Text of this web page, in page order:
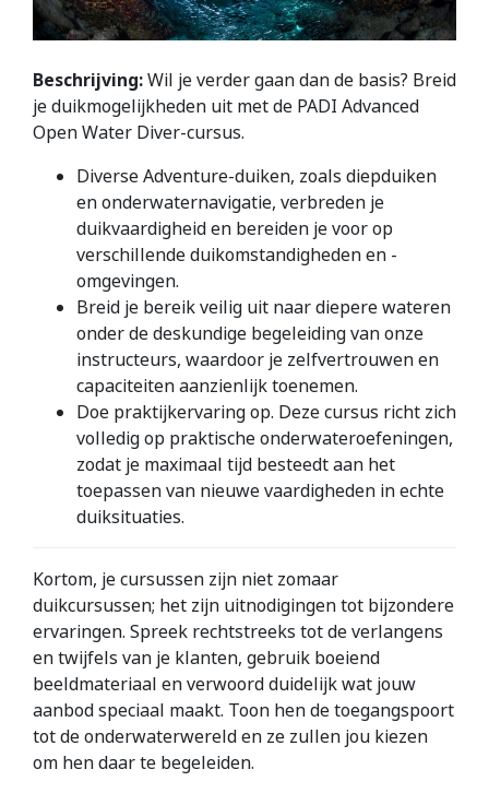
Beschrijving:Wil je verder gaan dan de basis? Breid
je duikmogelijkheden uit met de PADI Advanced
Open Water Diver-cursus.
Diverse Adventure-duiken, zoals diepduiken
en onderwaternavigatie, verbreden je
duikvaardigheid en bereiden je voor op
verschillende duikomstandigheden en -
omgevingen.
Breid je bereik veilig uit naar diepere wateren
onder de deskundige begeleiding van onze
instructeurs, waardoor je zelfvertrouwen en
capaciteiten aanzienlijk toenemen.
Doe praktijkervaring op. Deze cursus richt zich
volledig op praktische onderwateroefeningen,
zodat je maximaal tijd besteedt aan het
toepassen van nieuwe vaardigheden in echte
duiksituaties.
Kortom, je cursussen zijn niet zomaar
duikcursussen; het zijn uitnodigingen tot bijzondere
ervaringen. Spreek rechtstreeks tot de verlangens
en twijfels van je klanten, gebruik boeiend
beeldmateriaal en verwoord duidelijk wat jouw
aanbod speciaal maakt. Toon hen de toegangspoort
tot de onderwaterwereld en ze zullen jou kiezen
om hen daar te begeleiden.